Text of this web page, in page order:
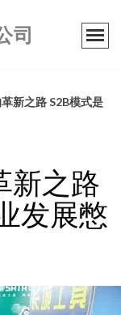
司
新之路 S2B模式是
新之路
发展憋